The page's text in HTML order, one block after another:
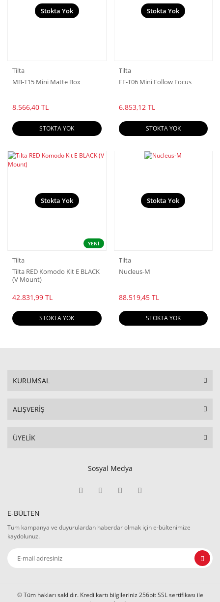
Stokta Yok
Tilta
MB-T15 Mini Matte Box
8.566,40 TL
STOKTA YOK
Stokta Yok
Tilta
FF-T06 Mini Follow Focus
6.853,12 TL
STOKTA YOK
YENİ
Stokta Yok
Tilta
Tilta RED Komodo Kit E BLACK
(V Mount)
42.831,99 TL
STOKTA YOK
Stokta Yok
Tilta
Nucleus-M
88.519,45 TL
STOKTA YOK
KURUMSAL
ALIŞVERİŞ
ÜYELİK
Sosyal Medya
E-BÜLTEN
Tüm kampanya ve duyurulardan haberdar olmak için e-bültenimize
kaydolunuz.
© Tüm hakları saklıdır. Kredi kartı bilgileriniz 256bit SSL sertifikası ile